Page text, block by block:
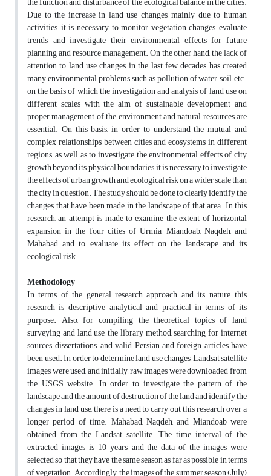
Due to the increase in land use changes, mainly due to human
activities, it is necessary to monitor vegetation changes, evaluate
trends, and investigate their environmental effects for future
planning and resource management. On the other hand, the lack of
attention to land use changes in the last few decades has created
many environmental problems, such as pollution of water, soil, etc.,
on the basis of which the investigation and analysis of land use on
different scales with the aim of sustainable development and
proper management of the environment and natural resources are
essential. On this basis, in order to understand the mutual and
complex relationships between cities and ecosystems in different
regions, as well as to investigate the environmental effects of city
growth beyond its physical boundaries, it is necessary to investigate
the effects of urban growth and ecological risk on a wider scale than
the city in question. The study should be done to clearly identify the
changes that have been made in the landscape of that area. In this
research, an attempt is made to examine the extent of horizontal
expansion in the four cities of Urmia, Miandoab, Naqdeh, and
Mahabad and to evaluate its effect on the landscape and its
ecological risk.
Methodology
In terms of the general research approach and its nature, this
research is descriptive-analytical and practical in terms of its
purpose. Also, for compiling the theoretical topics of land
surveying and land use, the library method, searching for internet
sources, dissertations, and valid Persian and foreign articles have
been used. In order to determine land use changes, Landsat satellite
images were used, and initially, raw images were downloaded from
the USGS website. In order to investigate the pattern of the
landscape and the amount of destruction of the land and identify the
changes in land use, there is a need to carry out this research over a
longer period of time. Mahabad, Naqdeh, and Miandoab were
obtained from the Landsat satellite. The time interval of the
extracted images is 10 years, and the data of the images were
selected so that they have the same season as far as possible in terms